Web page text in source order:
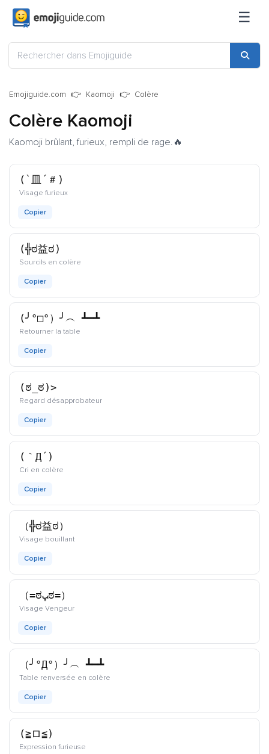
☰
Emojiguide.com Kaomoji Colère
Colère Kaomoji
Kaomoji brûlant, furieux, rempli de rage.🔥
(`皿´＃)
Visage furieuxkaomoji
Copier
(╬ಠ益ಠ)
Sourcils en colère
Copier
(╯°□°）╯︵ ┻━┻
Retourner la table
Copier
(ಠ_ಠ)>
Regard désapprobateurkaomoji
Copier
(｀Д´)
Cri en colère
Copier
（╬ಠ益ಠ）
Visage bouillantkaomoji
Copier
（=ಠﭛಠ=）
Visage Vengeurkaomoji
Copier
（╯°Д°）╯︵ ┻━┻
Table renversée en colère
Copier
(≧ロ≦)
Expression furieuse